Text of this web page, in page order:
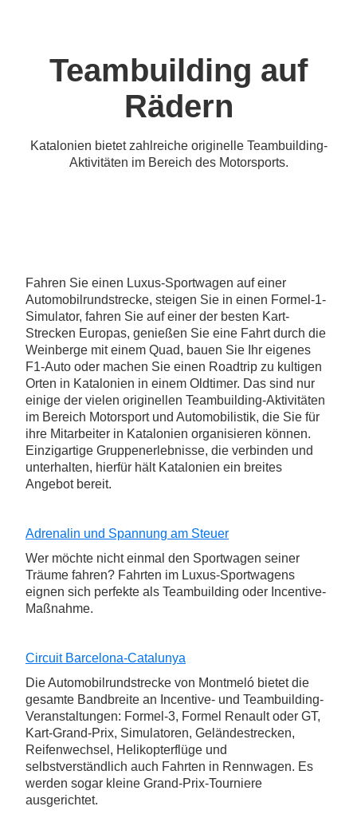
Teambuilding auf
Rädern
Katalonien bietet zahlreiche originelle Teambuilding-
Aktivitäten im Bereich des Motorsports.
Fahren Sie einen Luxus-Sportwagen auf einer
Automobilrundstrecke, steigen Sie in einen Formel-1-
Simulator, fahren Sie auf einer der besten Kart-
Strecken Europas, genießen Sie eine Fahrt durch die
Weinberge mit einem Quad, bauen Sie Ihr eigenes
F1-Auto oder machen Sie einen Roadtrip zu kultigen
Orten in Katalonien in einem Oldtimer. Das sind nur
einige der vielen originellen Teambuilding-Aktivitäten
im Bereich Motorsport und Automobilistik, die Sie für
ihre Mitarbeiter in Katalonien organisieren können.
Einzigartige Gruppenerlebnisse, die verbinden und
unterhalten, hierfür hält Katalonien ein breites
Angebot bereit.
Adrenalin und Spannung am Steuer
Wer möchte nicht einmal den Sportwagen seiner
Träume fahren? Fahrten im Luxus-Sportwagens
eignen sich perfekte als Teambuilding oder Incentive-
Maßnahme.
Circuit Barcelona-Catalunya
Die Automobilrundstrecke von Montmeló bietet die
gesamte Bandbreite an Incentive- und Teambuilding-
Veranstaltungen: Formel-3, Formel Renault oder GT,
Kart-Grand-Prix, Simulatoren, Geländestrecken,
Reifenwechsel, Helikopterflüge und
selbstverständlich auch Fahrten in Rennwagen. Es
werden sogar kleine Grand-Prix-Tourniere
ausgerichtet.